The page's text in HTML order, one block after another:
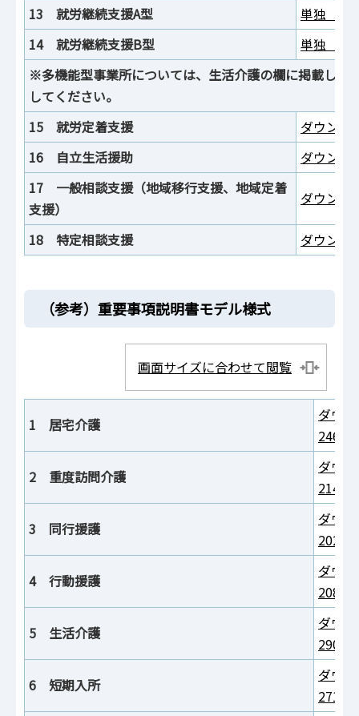
13 就労継続支援A型
単独（ワ
14 就労継続支援B型
単独（ワ
※多機能型事業所については、生活介護の欄に掲載して
してください。
15 就労定着支援
ダウンロ
16 自立生活援助
ダウンロ
17 一般相談支援（地域移行支援、地域定着
支援）
ダウンロ
18 特定相談支援 ダウンロ
（参考）重要事項説明書モデル様式
画面サイズに合わせて閲覧
1 居宅介護
ダウ
2 重度訪問介護
ダウ
3 同行援護
ダウ
4 行動援護
ダウ
5 生活介護
ダウ
6 短期入所
ダウ